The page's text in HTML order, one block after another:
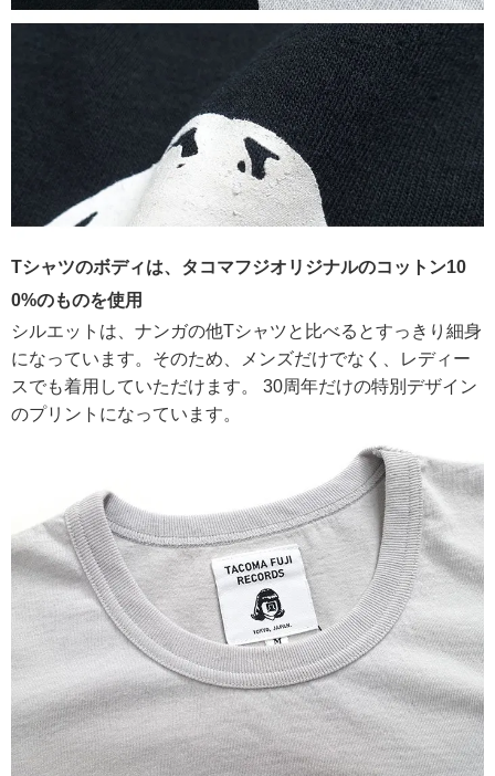
Tシャツのボディは、タコマフジオリジナルのコットン10
0%のものを使用
シルエットは、ナンガの他Tシャツと比べるとすっきり細身
になっています。そのため、メンズだけでなく、レディー
スでも着用していただけます。 30周年だけの特別デザイン
のプリントになっています。